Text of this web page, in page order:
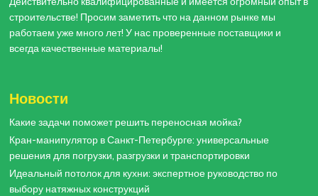
строительстве! Просим заметить что на данном рынке мы
работаем уже много лет! У нас проверенные поставщики и
всегда качественные материалы!
Новости
Какие задачи поможет решить переносная мойка?
Кран-манипулятор в Санкт-Петербурге: универсальные
решения для погрузки, разгрузки и транспортировки
Идеальный потолок для кухни: экспертное руководство по
выбору натяжных конструкций